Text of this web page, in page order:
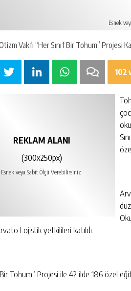
Esnek
102
REKLAM ALANI
(300x250px)
Esnek veya Sabit Ölçü Verebilirsiniz.
Lojistik yetkilileri katıldı.
Bir Tohum” Projesi ile 42 ilde 186 özel